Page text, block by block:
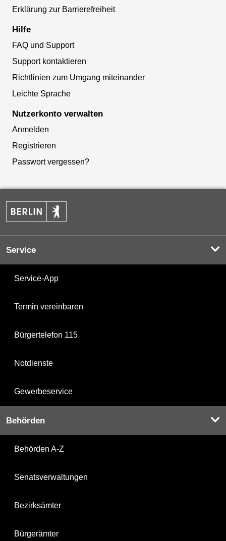
Erklärung zur Barrierefreiheit
Hilfe
FAQ und Support
Support kontaktieren
Richtlinien zum Umgang miteinander
Leichte Sprache
Nutzerkonto verwalten
Anmelden
Registrieren
Passwort vergessen?
Service
Service-App
Termin vereinbaren
Bürgertelefon 115
Notdienste
Gewerbeservice
Behörden
Behörden A-Z
Senatsverwaltungen
Bezirksämter
Bürgerämter